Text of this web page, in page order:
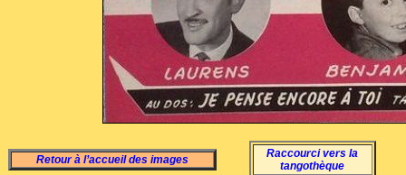
Retour à l’accueil des images
Raccourci vers la
tangothèque